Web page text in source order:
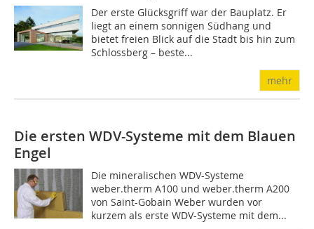
Der erste Glücksgriff war der Bauplatz. Er
liegt an einem sonnigen Südhang und
bietet freien Blick auf die Stadt bis hin zum
Schlossberg – beste...
mehr
Die ersten WDV-Systeme mit dem Blauen
Engel
Die mineralischen WDV-Systeme
weber.therm A100 und weber.therm A200
von Saint-Gobain Weber wurden vor
kurzem als erste WDV-Systeme mit dem...